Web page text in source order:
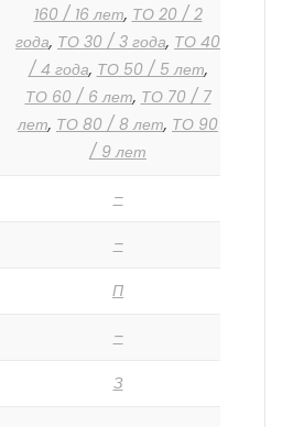
160 / 16 лет, ТО 20 / 2
года, ТО 30 / 3 года, ТО 40
/ 4 года, ТО 50 / 5 лет,
ТО 60 / 6 лет, ТО 70 / 7
лет, ТО 80 / 8 лет, ТО 90
/ 9 лет
–
–
П
–
З